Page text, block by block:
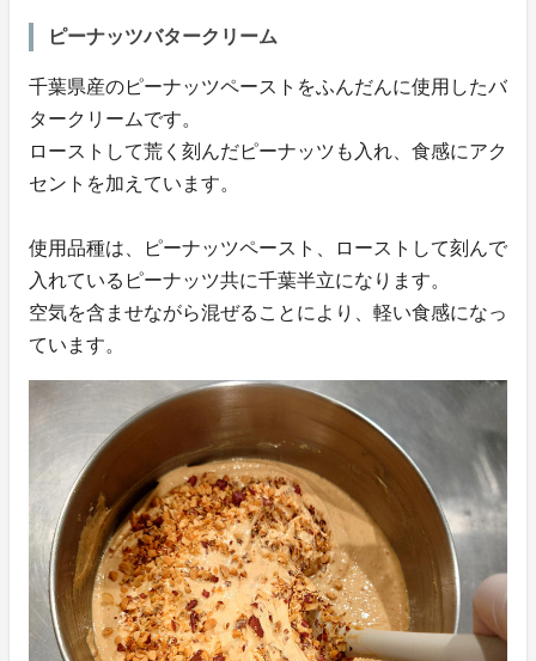
ピーナッツバタークリーム
千葉県産のピーナッツペーストをふんだんに使用したバ
タークリームです。
ローストして荒く刻んだピーナッツも入れ、食感にアク
セントを加えています。
使用品種は、ピーナッツペースト、ローストして刻んで
入れているピーナッツ共に千葉半立になります。
空気を含ませながら混ぜることにより、軽い食感になっ
ています。